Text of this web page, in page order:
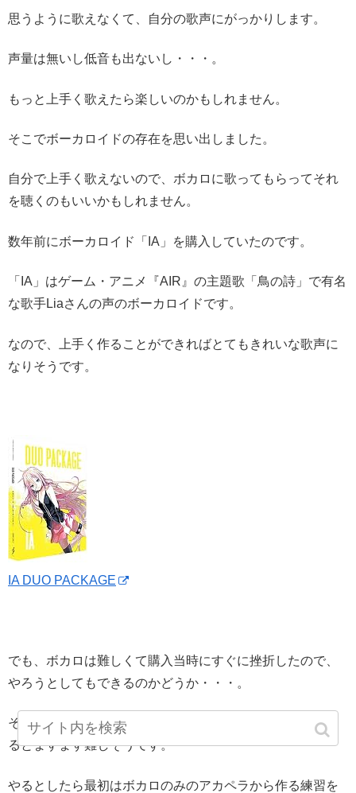
思うように歌えなくて、自分の歌声にがっかりします。
声量は無いし低音も出ないし・・・。
もっと上手く歌えたら楽しいのかもしれません。
そこでボーカロイドの存在を思い出しました。
自分で上手く歌えないので、ボカロに歌ってもらってそれ
を聴くのもいいかもしれません。
数年前にボーカロイド「IA」を購入していたのです。
「IA」はゲーム・アニメ『AIR』の主題歌「鳥の詩」で有名
な歌手Liaさんの声のボーカロイドです。
なので、上手く作ることができればとてもきれいな歌声に
なりそうです。
IA DUO PACKAGE
でも、ボカロは難しくて購入当時にすぐに挫折したので、
やろうとしてもできるのかどうか・・・。
それにカバー曲にしても伴奏も用意しないといけないとな
るとますます難しそうです。
やるとしたら最初はボカロのみのアカペラから作る練習を